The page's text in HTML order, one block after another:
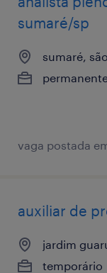
sumaré/sp
sumaré,
vaga postada
auxiliar de
jardim
temporário